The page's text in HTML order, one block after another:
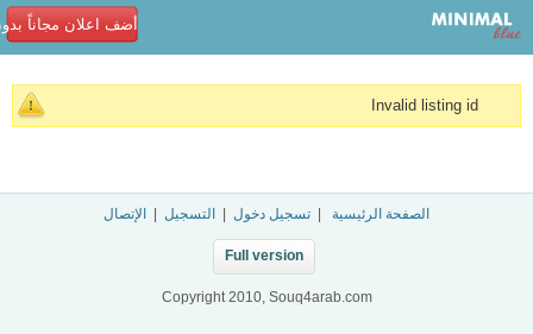
أضف اعلان مجاناً
Invalid listing id
الصفحة الرئيسية تسجيل دخول التسجيل الإتصال
Full version
Copyright 2010, Souq4arab.com